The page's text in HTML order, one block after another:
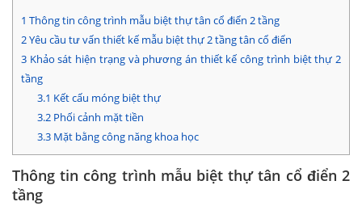
1 Thông tin công trình mẫu biệt thự tân cổ điển 2 tầng
2Yêu cầu tư vấn thiết kế mẫu biệt thự 2 tầng tân cổ điển
3 Khảo sát hiện trạng và phương án thiết kế công trình biệt thự 2
tầng
3.1 Kết cấu móng biệt thự
3.2Phối cảnh mặt tiền
3.3Mặt bằng công năng khoa học
Thông tin công trình mẫu biệt thự tân cổ điển 2
tầng